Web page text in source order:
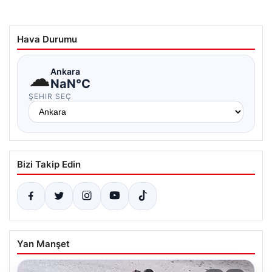
Hava Durumu
☁Ankara
NaN°C
ŞEHIR SEÇ
Bizi Takip Edin
Yan Manşet